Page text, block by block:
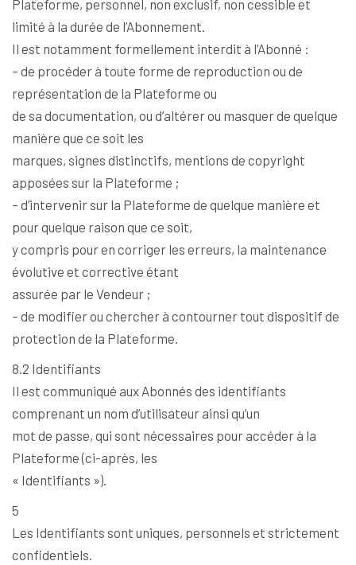
Plateforme, personnel, non exclusif, non cessible et
limité à la durée de l’Abonnement.
Il est notamment formellement interdit à l’Abonné :
– de procéder à toute forme de reproduction ou de
représentation de la Plateforme ou
de sa documentation, ou d’altérer ou masquer de quelque
manière que ce soit les
marques, signes distinctifs, mentions de copyright
apposées sur la Plateforme ;
– d’intervenir sur la Plateforme de quelque manière et
pour quelque raison que ce soit,
y compris pour en corriger les erreurs, la maintenance
évolutive et corrective étant
assurée par le Vendeur ;
– de modifier ou chercher à contourner tout dispositif de
protection de la Plateforme.
8.2 Identifiants
Il est communiqué aux Abonnés des identifiants
comprenant un nom d’utilisateur ainsi qu’un
mot de passe, qui sont nécessaires pour accéder à la
Plateforme (ci-après, les
« Identifiants »).
5
Les Identifiants sont uniques, personnels et strictement
confidentiels.